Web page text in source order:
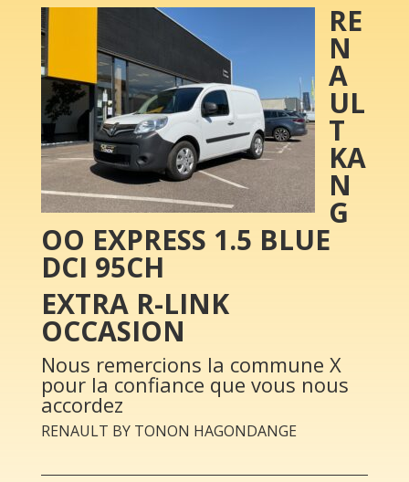
RE
N
A
UL
T
KA
N
G
OO EXPRESS 1.5 BLUE
DCI 95CH
EXTRA R-LINK
OCCASION
Nous remercions la commune X
pour la confiance que vous nous
accordez
RENAULT BY TONON HAGONDANGE